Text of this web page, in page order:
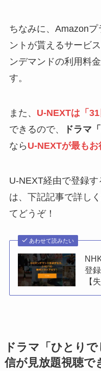
ちなみに、Amazon
ントが貰えるサービ
ンデマンドの利用料
す。
また、 U-NEXTは「31
できるので、
ドラマ 「
なら U-NEXTが最もお
U-NEXT経由で登録
は、下記記事で詳し
てどうぞ！
あわせて読みたい
登
【
ドラマ 「 ひとりで
信が見放題視聴で